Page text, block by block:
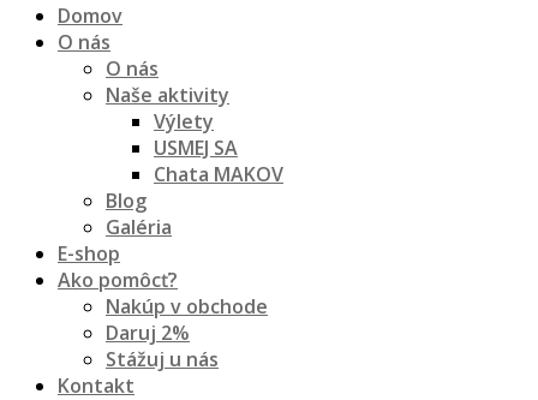
Domov
O nás
O nás
Naše aktivity
Výlety
USMEJ SA
Chata MAKOV
Blog
Galéria
E-shop
Ako pomôcť?
Nakúp v obchode
Daruj 2%
Stážuj u nás
Kontakt